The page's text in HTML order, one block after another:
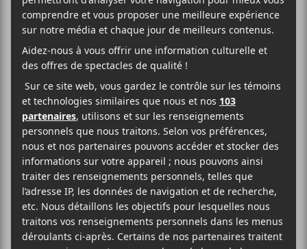
Cet évènement est passé.
Folk Fest sur le Canal
2018-06-15 @ 19:00-22:00
Avec Josh Ritter, Les Chiens de Ruelles, The Steady
Swagger,Jason BajadaetCatherine Leduc.
AJOUTER AU CALENDRIER